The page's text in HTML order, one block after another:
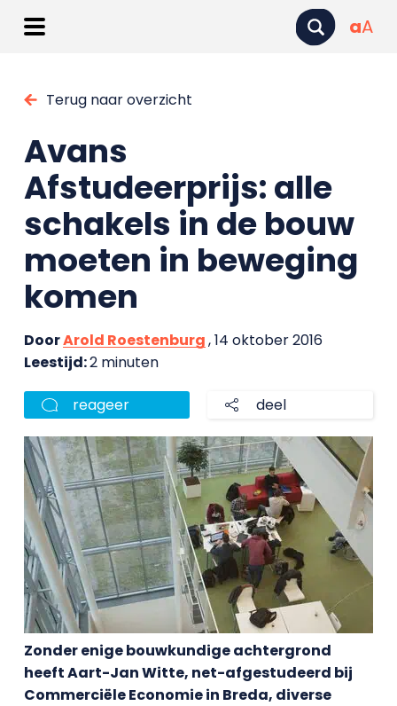
aA
Terug naar overzicht
Avans
Afstudeerprijs: alle
schakels in de bouw
moeten in beweging
komen
DoorArold Roestenburg, 14 oktober 2016
Leestijd:2 minuten
reageer deel
Zonder enige bouwkundige achtergrond
heeft Aart-Jan Witte, net-afgestudeerd bij
Commerciële Economie in Breda, diverse